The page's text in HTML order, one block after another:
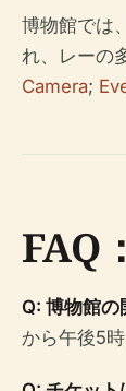
博物館では
れ、レーの
Camera;
FAQ
Q: 博物館の
から午後5時